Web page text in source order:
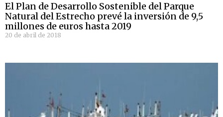
El Plan de Desarrollo Sostenible del Parque
Natural del Estrecho prevé la inversión de 9,5
millones de euros hasta 2019
20 de abril de 2018